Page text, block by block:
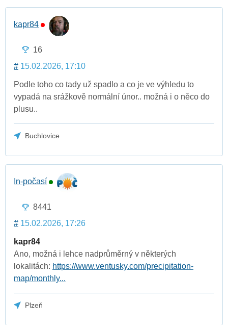
kapr84
16
# 15.02.2026, 17:10
Podle toho co tady už spadlo a co je ve výhledu to
vypadá na srážkově normální únor.. možná i o něco do
plusu..
Buchlovice
In-počasí
8441
# 15.02.2026, 17:26
kapr84
Ano, možná i lehce nadprůměrný v některých
lokalitách: https://www.ventusky.com/precipitation-
map/monthly...
Plzeň